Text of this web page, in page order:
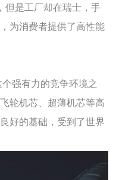
但是工厂却在瑞士，手
为消费者提供了高性能
强有力的竞争环境之
轮机芯、超薄机芯等高
好的基础，受到了世界